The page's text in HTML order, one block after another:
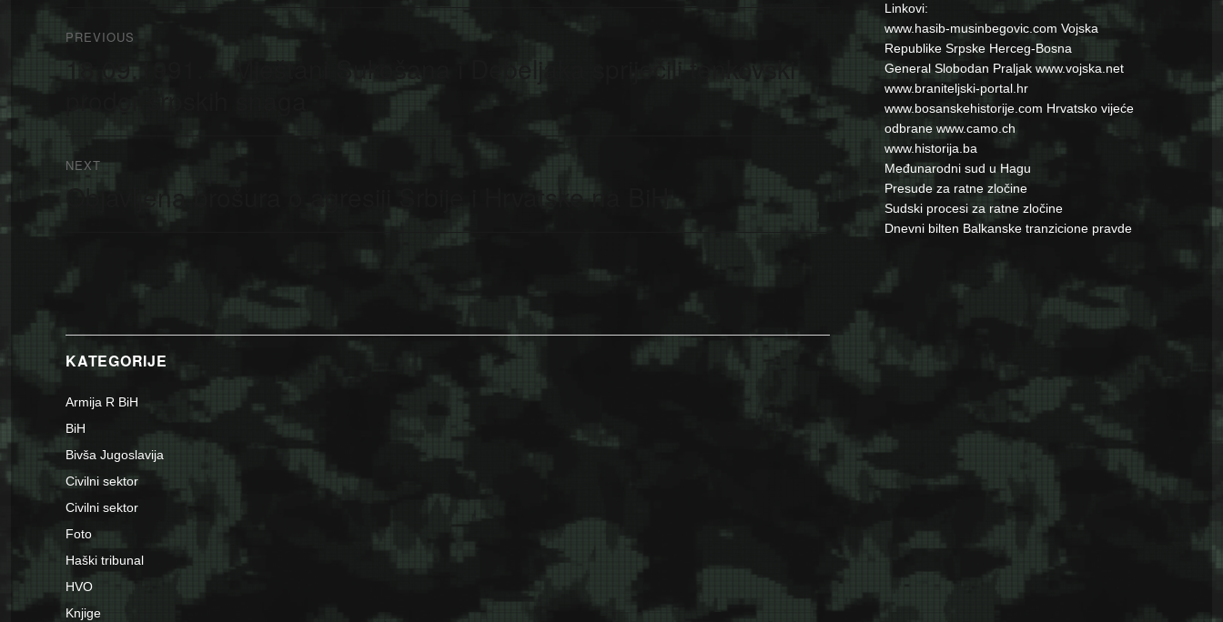
Navigacija
članaka
PREVIOUS
Previous
post:
18.09.1991. – Mještani Sukošana i Debeljaka spriječili tenkovski
prodor srpskih snaga
NEXT
Next
Objavljena brošura o agresiji Srbije i Hrvatske na BiH
KATEGORIJE
Armija R BiH
BiH
Bivša Jugoslavija
Civilni sektor
Civilni sektor
Foto
Haški tribunal
HVO
Knjige
Linkovi:
www.hasib-musinbegovic.com Vojska
Republike Srpske Herceg-Bosna
General Slobodan Praljak www.vojska.net
www.braniteljski-portal.hr
www.bosanskehistorije.com Hrvatsko vijeće
odbrane www.camo.ch
www.historija.ba
Međunarodni sud u Hagu
Presude za ratne zločine
Sudski procesi za ratne zločine
Dnevni bilten Balkanske tranzicione pravde